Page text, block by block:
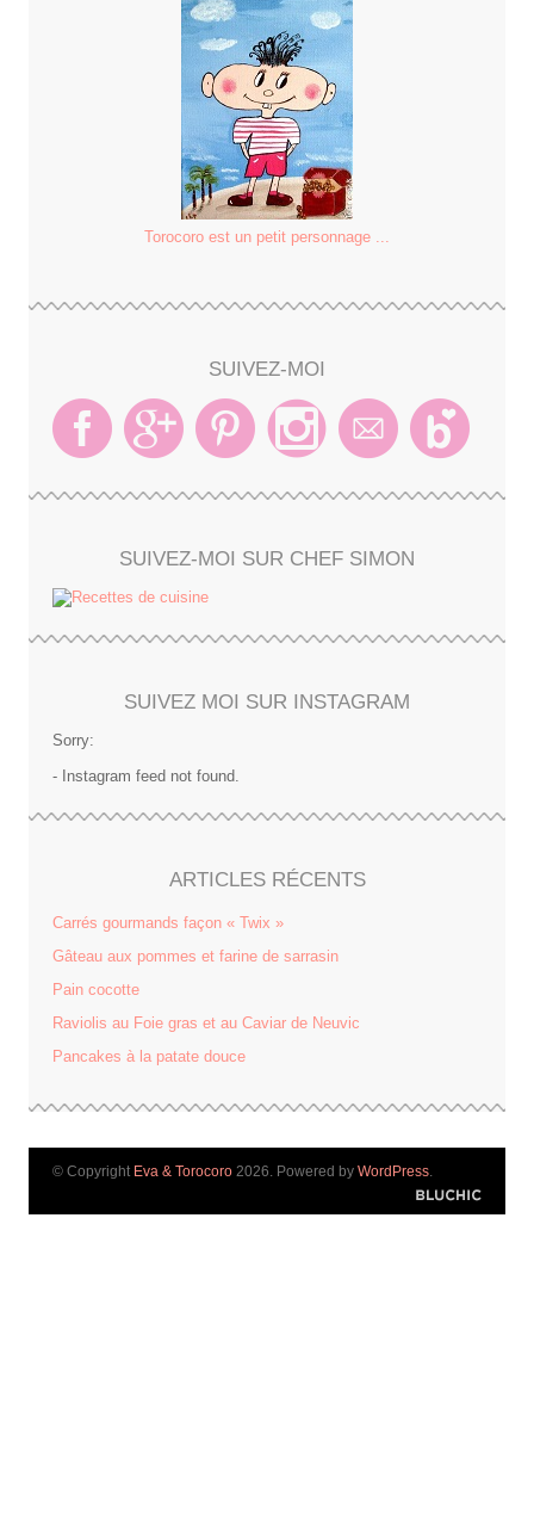
Torocoro est un petit personnage ...
SUIVEZ-MOI
SUIVEZ-MOI SUR CHEF SIMON
SUIVEZ MOI SUR INSTAGRAM
Sorry:
- Instagram feed not found.
ARTICLES RÉCENTS
Carrés gourmands façon « Twix »
Gâteau aux pommes et farine de sarrasin
Pain cocotte
Raviolis au Foie gras et au Caviar de Neuvic
Pancakes à la patate douce
© Copyright Eva & Torocoro 2026. Powered by WordPress